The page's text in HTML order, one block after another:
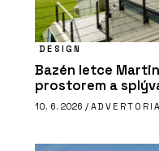
DESIGN
Bazén letce
prostorem a
10. 6. 2026 /